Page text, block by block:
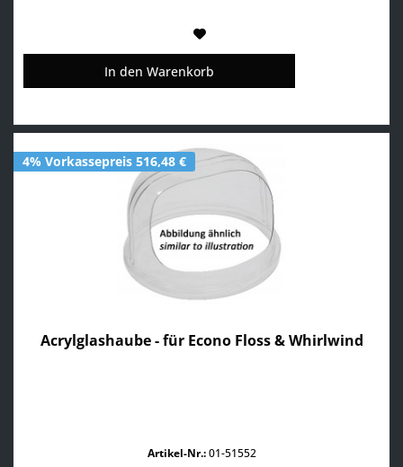
In den Warenkorb
4% Vorkassepreis 516,48 €
Acrylglashaube - für Econo Floss & Whirlwind
Artikel-Nr.:01-51552